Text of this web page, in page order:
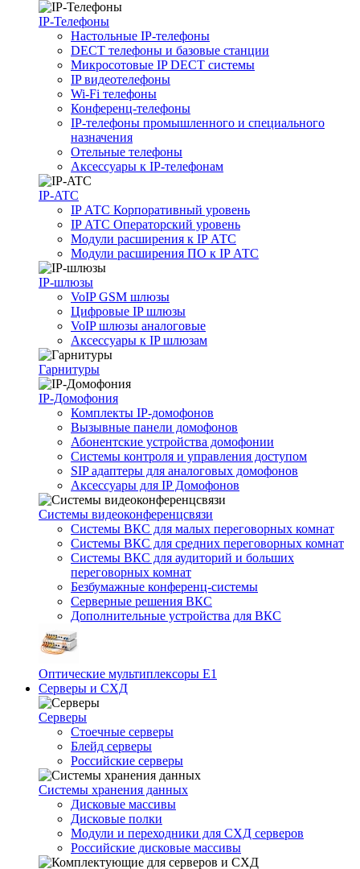
IP-Телефоны
Настольные IP-телефоны
DECT телефоны и базовые станции
Микросотовые IP DECT системы
IP видеотелефоны
Wi-Fi телефоны
Конференц-телефоны
IP-телефоны промышленного и специального
назначения
Отельные телефоны
Аксессуары к IP-телефонам
IP-ATC
IP АТС Корпоративный уровень
IP АТС Операторский уровень
Модули расширения к IP АТС
Модули расширения ПО к IP АТС
IP-шлюзы
VoIP GSM шлюзы
Цифровые IP шлюзы
VoIP шлюзы аналоговые
Аксессуары к IP шлюзам
Гарнитуры
IP-Домофония
Комплекты IP-домофонов
Вызывные панели домофонов
Абонентские устройства домофонии
Системы контроля и управления доступом
SIP адаптеры для аналоговых домофонов
Аксессуары для IP Домофонов
Системы видеоконференцсвязи
Системы ВКС для малых переговорных комнат
Системы ВКС для средних переговорных комнат
Системы ВКС для аудиторий и больших
переговорных комнат
Безбумажные конференц-системы
Серверные решения ВКС
Дополнительные устройства для ВКС
Оптические мультиплексоры Е1
Серверы и СХД
Серверы
Стоечные серверы
Блейд серверы
Российские серверы
Системы хранения данных
Дисковые массивы
Дисковые полки
Модули и переходники для СХД серверов
Российские дисковые массивы